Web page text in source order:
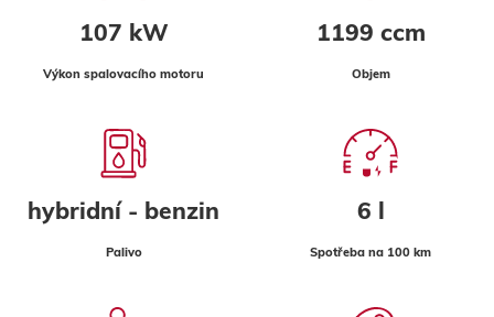
107 kW
Výkon spalovacího motoru
1199 ccm
Objem
hybridní - benzin
Palivo
6 l
Spotřeba na 100 km